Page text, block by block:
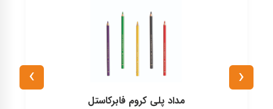
مداد پلی کروم فابرکاستل
‹
›